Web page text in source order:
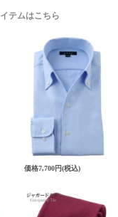
テムはこちら
価格7,700円(税込)